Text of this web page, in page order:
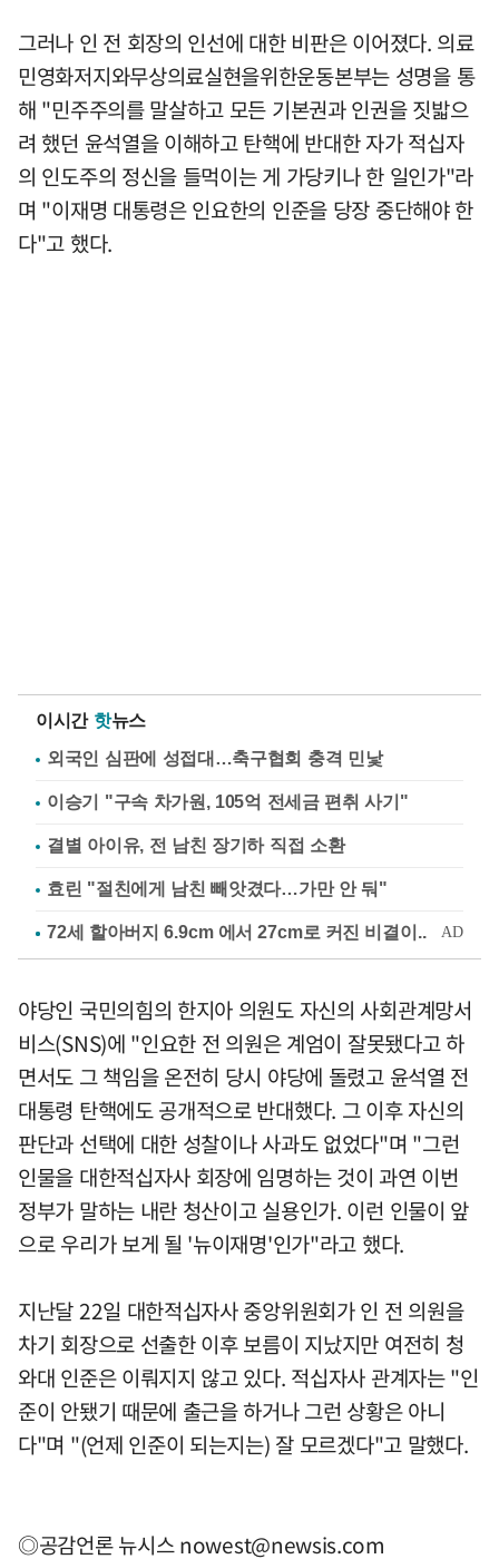
그러나 인 전 회장의 인선에 대한 비판은 이어졌다. 의료
민영화저지와무상의료실현을위한운동본부는 성명을 통
해 "민주주의를 말살하고 모든 기본권과 인권을 짓밟으
려 했던 윤석열을 이해하고 탄핵에 반대한 자가 적십자
의 인도주의 정신을 들먹이는 게 가당키나 한 일인가"라
며 "이재명 대통령은 인요한의 인준을 당장 중단해야 한
다"고 했다.
이시간 핫뉴스
외국인 심판에 성접대…축구협회 충격 민낯
이승기 "구속 차가원, 105억 전세금 편취 사기"
결별 아이유, 전 남친 장기하 직접 소환
효린 "절친에게 남친 빼앗겼다…가만 안 둬"
야당인 국민의힘의 한지아 의원도 자신의 사회관계망서
비스(SNS)에 "인요한 전 의원은 계엄이 잘못됐다고 하
면서도 그 책임을 온전히 당시 야당에 돌렸고 윤석열 전
대통령 탄핵에도 공개적으로 반대했다. 그 이후 자신의
판단과 선택에 대한 성찰이나 사과도 없었다"며 "그런
인물을 대한적십자사 회장에 임명하는 것이 과연 이번
정부가 말하는 내란 청산이고 실용인가. 이런 인물이 앞
으로 우리가 보게 될 '뉴이재명'인가"라고 했다.
지난달 22일 대한적십자사 중앙위원회가 인 전 의원을
차기 회장으로 선출한 이후 보름이 지났지만 여전히 청
와대 인준은 이뤄지지 않고 있다. 적십자사 관계자는 "인
준이 안됐기 때문에 출근을 하거나 그런 상황은 아니
다"며 "(언제 인준이 되는지는) 잘 모르겠다"고 말했다.
◎공감언론 뉴시스nowest@newsis.com